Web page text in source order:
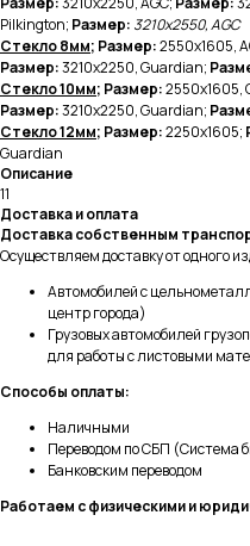
Pilkington; Размер: 3210х2550, AGC
Стекло 8мм; Размер:2550х1605,
Размер:3210х2250, Guardian;
Стекло 10мм; Размер:2550х1605,
Размер:3210х2250, Guardian;
Стекло 12мм; Размер:2250х1605;
Guardian
Описание
11
Доставка и оплата
Доставка собственным
Осуществляем доставку от одного
Автомобилей с
центр города)
Грузовых автомобилей
для работы с листовыми
Способы оплаты:
Наличными
Переводом по СБП (Система
Банковским переводом
Работаем с физическими и